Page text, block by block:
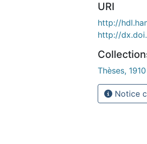
URI
http://
http://
Thèses,
Notice